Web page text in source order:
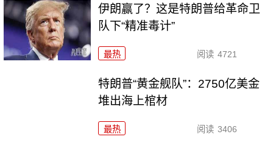
伊朗赢了？这是特朗普给革命卫
队下“精准毒计”
最热 阅读 4721
特朗普“黄金舰队”：2750亿美金
堆出海上棺材
最热 阅读 3406